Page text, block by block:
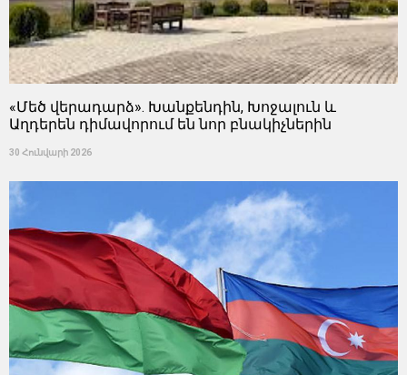
«Մեծ վերադարձ». Խանքենդին, Խոջալուն և
Աղդերեն դիմավորում են նոր բնակիչներին
30 Հունվարի 2026